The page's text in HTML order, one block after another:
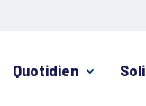
Quotidien